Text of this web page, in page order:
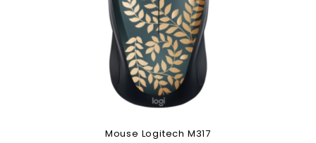
Mouse Logitech M317